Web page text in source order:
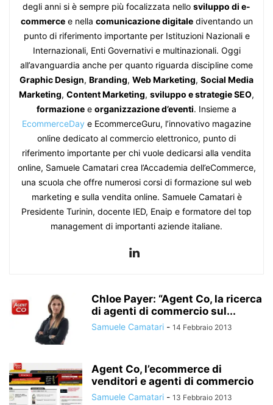
degli anni si è sempre più focalizzata nello sviluppo di e-
commercee nella comunicazione digitalediventando un
punto di riferimento importante per Istituzioni Nazionali e
Internazionali, Enti Governativi e multinazionali. Oggi
all’avanguardia anche per quanto riguarda discipline come
Graphic Design, Branding, Web Marketing, Social Media
Marketing, Content Marketing, sviluppo e strategie SEO,
formazione e organizzazione d’eventi. Insieme a
EcommerceDay e EcommerceGuru, l’innovativo magazine
online dedicato al commercio elettronico, punto di
riferimento importante per chi vuole dedicarsi alla vendita
online, Samuele Camatari crea l’Accademia dell’eCommerce,
una scuola che offre numerosi corsi di formazione sul web
marketing e sulla vendita online. Samuele Camatari è
Presidente Turinin, docente IED, Enaip e formatore del top
management di importanti aziende italiane.
Chloe Payer: “Agent Co, la ricerca
di agenti di commercio sul...
Samuele Camatari - 14 Febbraio 2013
Agent Co, l’ecommerce di
venditori e agenti di commercio
Samuele Camatari - 13 Febbraio 2013